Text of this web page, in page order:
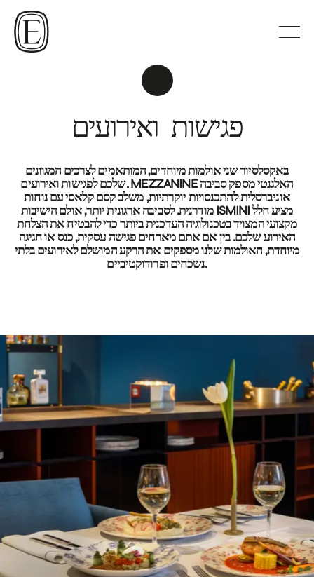
פגישות ואירועים
באקסלסיור שני אולמות מיוחדים, המותאמים לצרכים המגוונים
שלכם לפגישות ואירועים. MEZZANINE האלגנטי מספק סביבה
אוניברסלית להתכנסויות יוקרתיות, משלב קסם קלאסי עם נוחות
מודרנית. לסביבה ארגונית יותר, אולם הישיבות ISMINI מציע חלל
מקצועי המצויד בטכנולוגיה העדכנית ביותר כדי להבטיח את הצלחת
האירוע שלכם. בין אם אתם מארחים פגישה עסקית, כנס או חגיגה
מיוחדת, האולמות שלנו מספקים את הרקע המושלם לאירועים בלתי
נשכחים ופרודוקטיביים.